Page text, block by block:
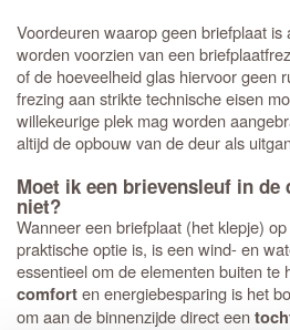
Voordeuren waarop geen briefplaat is
worden voorzien van een
of de hoeveelheid glas hiervoor geen
frezing aan strikte technische eisen
willekeurige plek mag worden
altijd de opbouw van de deur als
Moet ik een brievensleuf in
niet?
Wanneer een briefplaat (het klepje)
praktische optie is, is een wind- en
essentieel om de elementen buiten te
comforten energiebesparing is het
om aan de binnenzijde direct een